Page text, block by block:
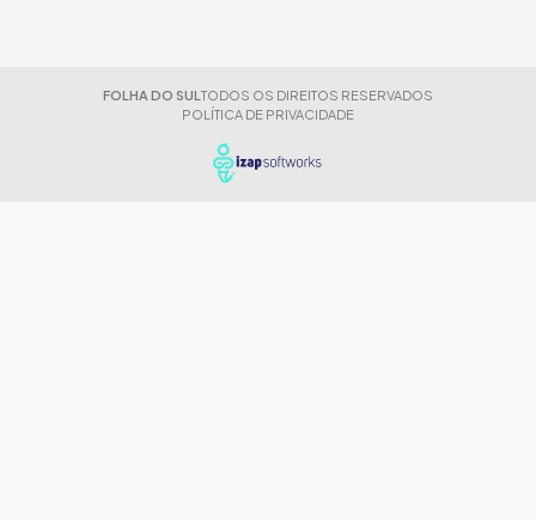
FOLHA DO SUL TODOS OS DIREITOS RESERVADOS
POLÍTICA DE PRIVACIDADE